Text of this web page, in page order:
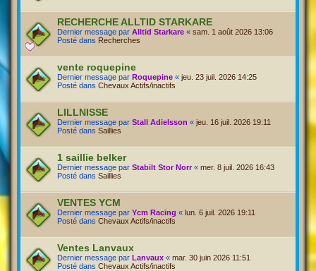
RECHERCHE ALLTID STARKARE
Dernier message par Alltid Starkare « sam. 1 août 2026 13:06
Posté dans Recherches
vente roquepine
Dernier message par Roquepine « jeu. 23 juil. 2026 14:25
Posté dans Chevaux Actifs/inactifs
LILLNISSE
Dernier message par Stall Adielsson « jeu. 16 juil. 2026 19:11
Posté dans Saillies
1 saillie belker
Dernier message par Stabilt Stor Norr « mer. 8 juil. 2026 16:43
Posté dans Saillies
VENTES YCM
Dernier message par Ycm Racing « lun. 6 juil. 2026 19:11
Posté dans Chevaux Actifs/inactifs
Ventes Lanvaux
Dernier message par Lanvaux « mar. 30 juin 2026 11:51
Posté dans Chevaux Actifs/inactifs